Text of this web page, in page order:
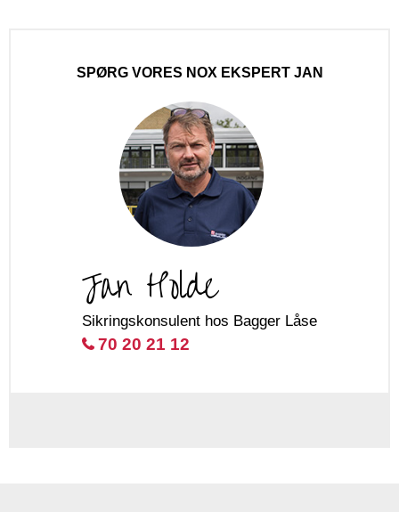
SPØRG VORES NOX EKSPERT JAN
Jan Holde
Sikringskonsulent hos Bagger Låse
70 20 21 12